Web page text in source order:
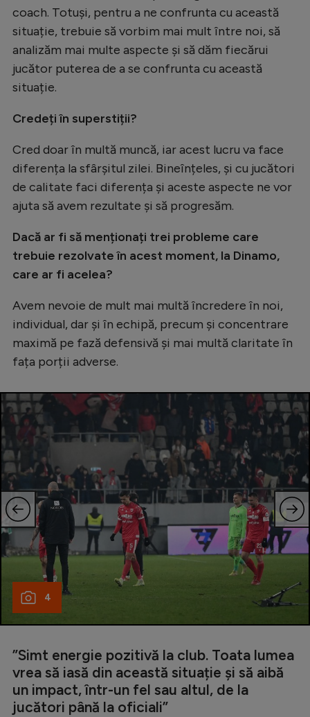
coach. Totuși, pentru a ne confrunta cu această
situație, trebuie să vorbim mai mult între noi, să
analizăm mai multe aspecte și să dăm fiecărui
jucător puterea de a se confrunta cu această
situație.
Credeți în superstiții?
Cred doar în multă muncă, iar acest lucru va face
diferența la sfârșitul zilei. Bineînțeles, și cu jucători
de calitate faci diferența și aceste aspecte ne vor
ajuta să avem rezultate și să progresăm.
Dacă ar fi să menționați trei probleme care
trebuie rezolvate în acest moment, la Dinamo,
care ar fi acelea?
Avem nevoie de mult mai multă încredere în noi,
individual, dar și în echipă, precum și concentrare
maximă pe fază defensivă și mai multă claritate în
fața porții adverse.
4
”Simt energie pozitivă la club. Toata lumea
vrea să iasă din această situație și să aibă
un impact, într-un fel sau altul, de la
jucători până la oficiali”